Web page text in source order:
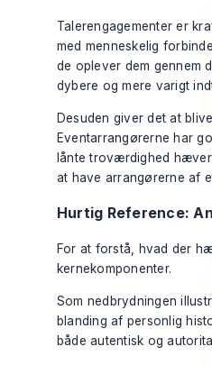
Talerengagementer er
med menneskelig
de oplever dem gennem
dybere og mere varigt
Desuden giver det at
Eventarrangørerne har
lånte troværdighed
at have arrangørerne af
Hurtig Reference:
For at forstå, hvad der
kernekomponenter.
Som nedbrydningen
blanding af personlig
både autentisk og